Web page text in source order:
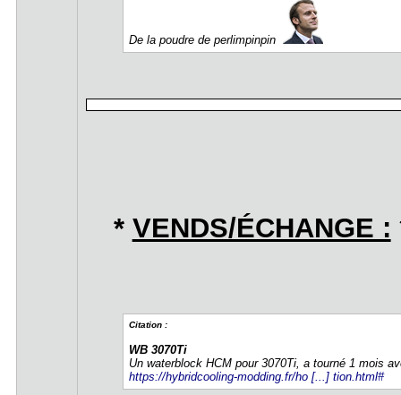
De la poudre de perlimpinpin
* VENDS/ÉCHANGE :
Citation :
WB 3070Ti
Un waterblock HCM pour 3070Ti, a tourné 1 mois
https://hybridcooling-modding.fr/ho [...] tion.html#